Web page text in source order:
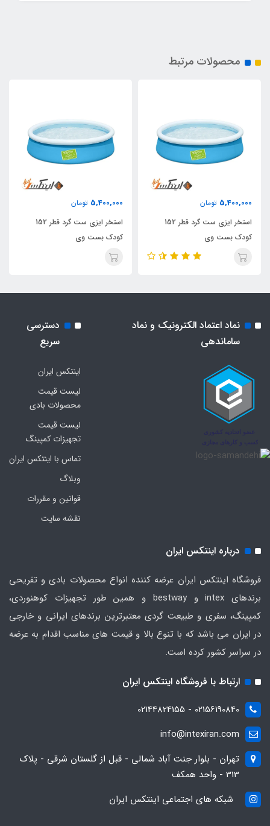
محصولات مرتبط
5,400,000 تومان
استخر ایزی ست گرد قطر 152
کودک بست وی
5,400,000 تومان
استخر ایزی ست گرد قطر 152
کودک بست وی
نماد اعتماد الکترونیک و نماد
ساماندهی
دسترسی
سریع
اینتکس ایران
لیست قیمت
محصولات بادی
لیست قیمت
تجهیزات کمپینگ
تماس با اینتکس ایران
وبلاگ
قوانین و مقررات
نقشه سایت
درباره اینتکس ایران
فروشگاه اینتکس ایران عرضه کننده انواع محصولات بادی و تفریحی
برندهای intex و bestway و همین طور تجهیزات کوهنوردی،
کمپینگ، سفری و طبیعت گردی معتبرترین برندهای ایرانی و خارجی
در ایران می باشد که با تنوع بالا و قیمت های مناسب اقدام به عرضه
در سراسر کشور کرده است.
ارتباط با فروشگاه اینتکس ایران
02156190840 - 02144824155
info@intexiran.com
تهران - بلوار جنت آباد شمالی - قبل از گلستان شرقی - پلاک
313 - واحد همکف
شبکه های اجتماعی اینتکس ایران